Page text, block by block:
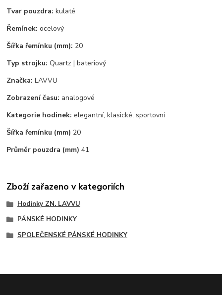
Tvar pouzdra: kulaté
Řemínek: ocelový
Šířka řemínku (mm): 20
Typ strojku: Quartz | bateriový
Značka: LAVVU
Zobrazení času: analogové
Kategorie hodinek: elegantní, klasické, sportovní
Šířka řemínku (mm) 20
Průměr pouzdra (mm) 41
Zboží zařazeno v kategoriích
Hodinky ZN. LAVVU
PÁNSKÉ HODINKY
SPOLEČENSKÉ PÁNSKÉ HODINKY